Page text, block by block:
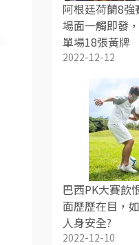
阿根廷荷蘭8強
場面一觸即發
單場18張黃牌
2022-12-12
巴西PK大賽飲
面歷歷在目，
人身安全?
2022-12-10